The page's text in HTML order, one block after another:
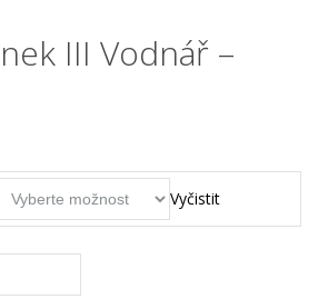
III Vodnář –
Vyčistit